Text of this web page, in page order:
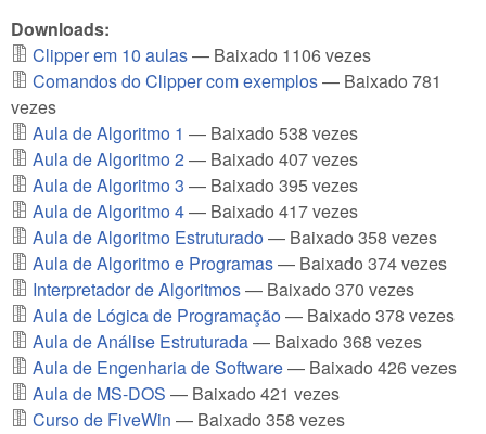
Downloads:
Clipper em 10 aulas— Baixado 1106 vezes
Comandos do Clipper com exemplos— Baixado 781
vezes
Aula de Algoritmo 1 — Baixado 538 vezes
Aula de Algoritmo 2— Baixado 407 vezes
Aula de Algoritmo 3 — Baixado 395 vezes
Aula de Algoritmo 4— Baixado 417 vezes
Aula de Algoritmo Estruturado— Baixado 358 vezes
Aula de Algoritmo e Programas— Baixado 374 vezes
Interpretador de Algoritmos— Baixado 370 vezes
Aula de Lógica de Programação— Baixado 378 vezes
Aula de Análise Estruturada— Baixado 368 vezes
Aula de Engenharia de Software— Baixado 426 vezes
Aula de MS-DOS — Baixado 421 vezes
Curso de FiveWin — Baixado 358 vezes